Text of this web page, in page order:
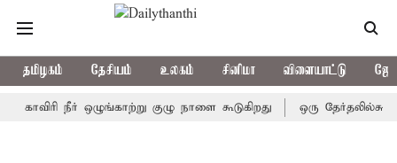
தமிழகம் தேசியம் உலகம் சினிமா விளையாட்டு
நீர் ஒழுங்காற்று குழு நாளை கூடுகிறது ஒரு தேர்தலில்கூட